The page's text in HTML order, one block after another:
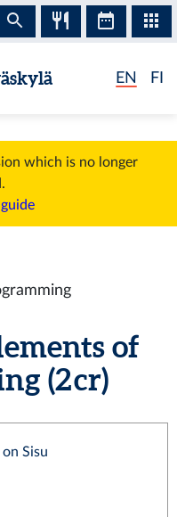
EN FI
which is no longer
of
(2 cr)
Sisu